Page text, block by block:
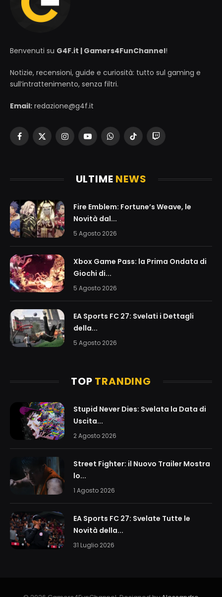
Benvenuti su G4F.it | Gamers4FunChannel!
Notizie, recensioni, guide e curiosità: tutto sul gaming e
sull’intrattenimento, senza filtri.
Email: redazione@g4f.it
Facebook
X
InstagramYouTubeWhatsAppTikTokTwitch
ULTIME NEWS
Fire Emblem: Fortune’s Weave, le
Novità dal...
5 Agosto 2026
Xbox Game Pass: la Prima Ondata di
Giochi di...
5 Agosto 2026
EA Sports FC 27: Svelati i Dettagli
della...
5 Agosto 2026
TOP TRANDING
Stupid Never Dies: Svelata la Data di
Uscita...
2 Agosto 2026
Street Fighter: il Nuovo Trailer Mostra
lo...
1 Agosto 2026
EA Sports FC 27: Svelate Tutte le
Novità della...
31 Luglio 2026